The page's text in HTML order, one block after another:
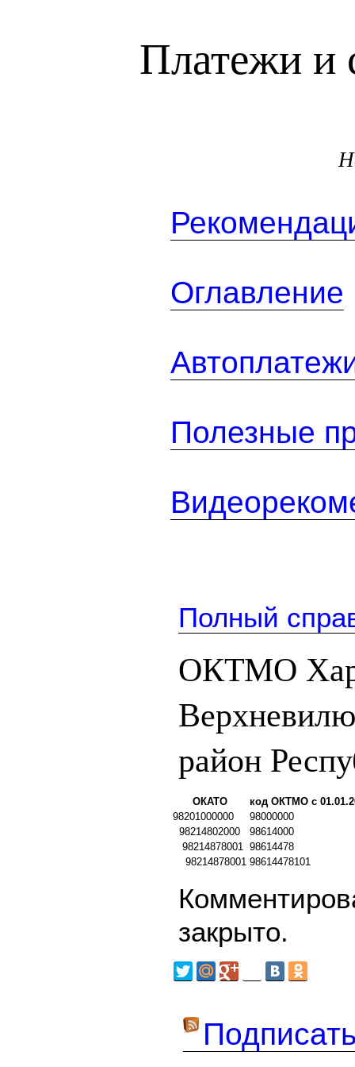
Платежи и
Оглавление
Полезные
Полный
ОКТМО
район
ОКАТО
код ОКТМО с
98201000000
98000000
98214802000
98614000
98214878001 98614478
98214878001 98614478101
закрыто.